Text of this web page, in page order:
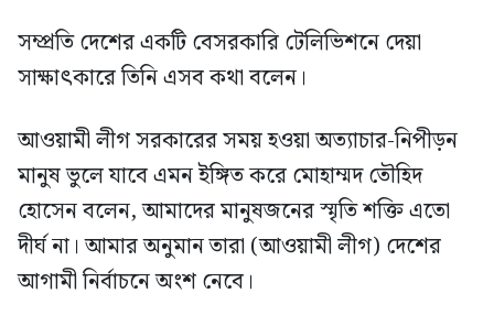
সম্প্রতি দেশের একটি বেসরকারি টেলিভিশনে দেয়া
সাক্ষাৎকারে তিনি এসব কথা বলেন।
আওয়ামী লীগ সরকারের সময় হওয়া অত্যাচার-নিপীড়ন
মানুষ ভুলে যাবে এমন ইঙ্গিত করে মোহাম্মদ তৌহিদ
হোসেন বলেন, আমাদের মানুষজনের স্মৃতি শক্তি এতো
দীর্ঘ না। আমার অনুমান তারা (আওয়ামী লীগ) দেশের
আগামী নির্বাচনে অংশ নেবে।